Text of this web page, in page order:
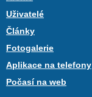
Uživatelé
Články
Fotogalerie
Aplikace na telefony
Počasí na web